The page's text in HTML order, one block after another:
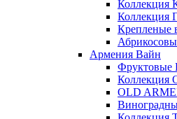
Коллекция
Крепленые
Армения Вайн
Фруктовые
Коллекция
OLD